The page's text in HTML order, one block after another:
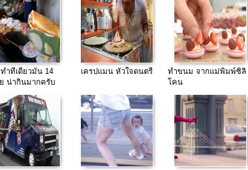
ำทีเดียวมัน 14
น่ากินมากครับ
เครปแมน หัวใจดนตรี
ทำขนม จากแม่พิมพ์ซิลิ
โคน